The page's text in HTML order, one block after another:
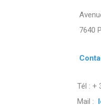
Tél : +
Mail :